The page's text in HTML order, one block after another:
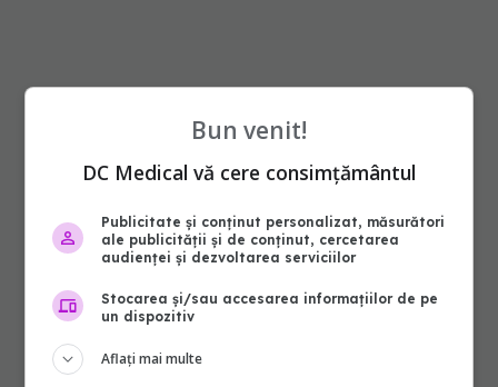
Bun venit!
DC Medical vă cere consimțământul
Publicitate și conținut personalizat, măsurători
ale publicității și de conținut, cercetarea
audienței și dezvoltarea serviciilor
Stocarea și/sau accesarea informațiilor de pe
un dispozitiv
Aflați mai multe